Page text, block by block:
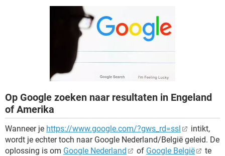
Op Google zoeken naar resultaten in Engeland
of Amerika
Wanneer je https://www.google.com/?gws_rd=ssl
intikt,
wordt je echter toch naar Google Nederland/België geleid. De
oplossing is om Google Nederland of Google België
te